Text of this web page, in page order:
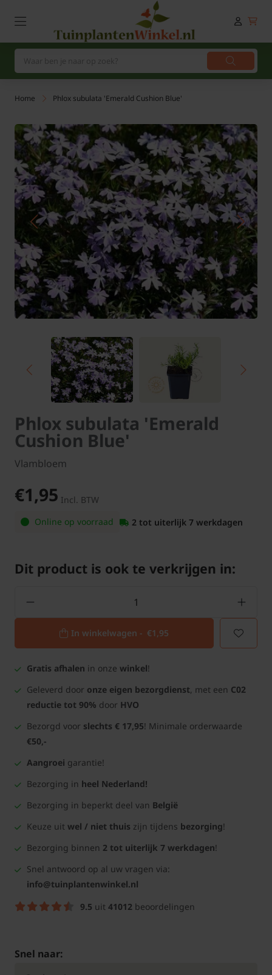
Home Phlox subulata 'Emerald Cushion Blue'
Phlox subulata 'Emerald
Cushion Blue'
Vlambloem
€1,95 Incl. BTW
Online op voorraad
2 tot uiterlijk 7 werkdagen
Dit product is ook te verkrijgen in:
In winkelwagen - €1,95
Gratis afhalen in onze winkel!
Geleverd door onze eigen bezorgdienst, met een C02
reductie tot 90% door HVO
Bezorgd voor slechts € 17,95! Minimale orderwaarde
€50,-
Aangroei garantie!
Bezorging in heel Nederland!
Bezorging in beperkt deel van België
Keuze uit wel / niet thuis zijn tijdens bezorging!
Bezorging binnen 2 tot uiterlijk 7 werkdagen!
Snel antwoord op al uw vragen via:
info@tuinplantenwinkel.nl
9.5 uit 41012 beoordelingen
Snel naar: